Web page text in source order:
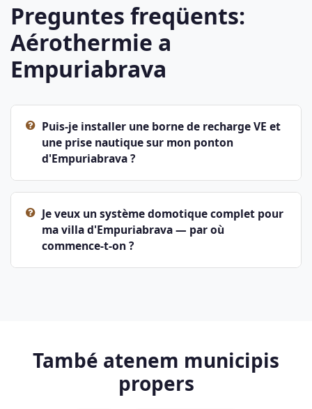
Preguntes freqüents:
Aérothermie a
Empuriabrava
Puis-je installer une borne de recharge VE et
une prise nautique sur mon ponton
d'Empuriabrava ?
Je veux un système domotique complet pour
ma villa d'Empuriabrava — par où
commence-t-on ?
També atenem municipis
propers